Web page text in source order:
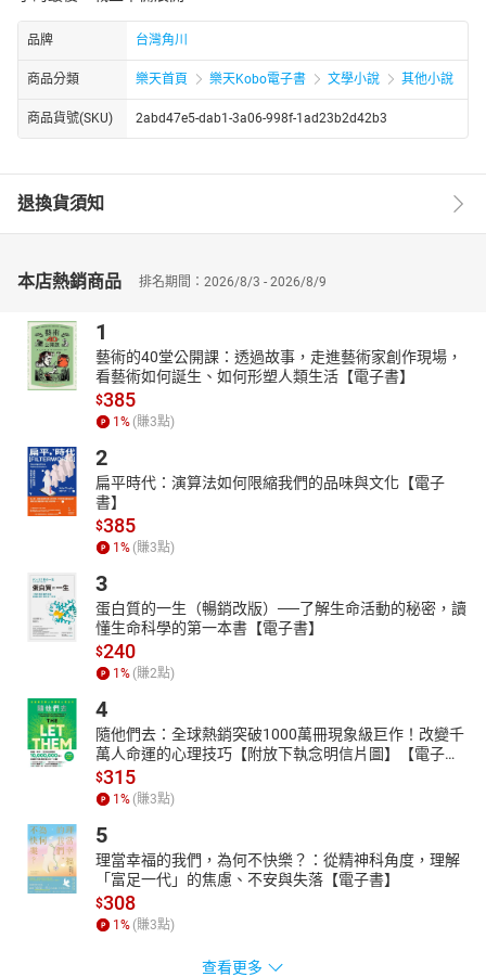
品牌 台灣角川
商品分類 樂天首頁 樂天Kobo電子書 文學小說 其他小說
商品貨號(SKU) 2abd47e5-dab1-3a06-998f-1ad23b2d42b3
退換貨須知
本店熱銷商品 排名期間：2026/8/3 - 2026/8/9
1
藝術的40堂公開課：透過故事，走進藝術家創作現場，
看藝術如何誕生、如何形塑人類生活【電子書】
$385
1% (賺3點)
2
扁平時代：演算法如何限縮我們的品味與文化【電子
書】
$385
1% (賺3點)
3
蛋白質的一生（暢銷改版）──了解生命活動的秘密，讀
懂生命科學的第一本書【電子書】
$240
1% (賺2點)
4
隨他們去：全球熱銷突破1000萬冊現象級巨作！改變千
萬人命運的心理技巧【附放下執念明信片圖】【電子
書】
$315
1% (賺3點)
5
理當幸福的我們，為何不快樂？：從精神科角度，理解
「富足一代」的焦慮、不安與失落【電子書】
$308
1% (賺3點)
查看更多